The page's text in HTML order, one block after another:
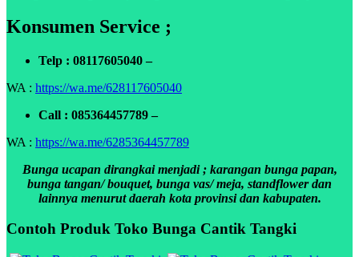
Konsumen Service ;
Telp : 08117605040 –
WA : https://wa.me/628117605040
Call : 085364457789 –
WA : https://wa.me/6285364457789
Bunga ucapan dirangkai menjadi ; karangan bunga papan,
bunga tangan/ bouquet, bunga vas/ meja, standflower dan
lainnya menurut daerah kota provinsi dan kabupaten.
Contoh Produk Toko Bunga Cantik Tangki